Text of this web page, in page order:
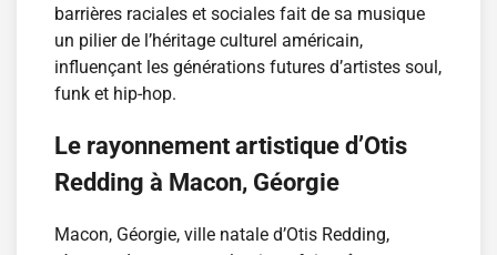
barrières raciales et sociales fait de sa musique
un pilier de l’héritage culturel américain,
influençant les générations futures d’artistes soul,
funk et hip-hop.
Le rayonnement artistique d’Otis
Redding à Macon, Géorgie
Macon, Géorgie, ville natale d’Otis Redding,